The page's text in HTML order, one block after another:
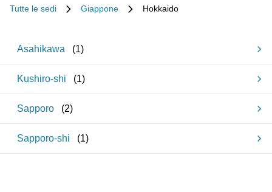
Tutte le sedi Giappone Hokkaido
Asahikawa (1)
Kushiro-shi (1)
Sapporo (2)
Sapporo-shi (1)